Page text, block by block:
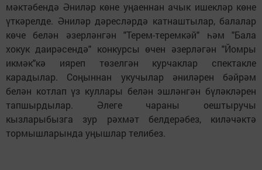
мәктәбендә Әниләр көне уңаеннан ачык ишекләр көне
үткәрелде. Әниләр дәресләрдә катнаштылар, балалар
көче белән әзерләнгән "Терем-теремкәй" һәм "Бала
хокук даирәсендә" конкурсы өчен әзерләгән "Йомры
икмәк"кә ияреп төзелгән курчаклар спектакле
карадылар. Соңыннан укучылар әниләрен бәйрәм
белән котлап үз куллары белән эшләнгән бүләкләрен
тапшырдылар. Әлеге чараны оештыручы
кызларыбызга зур рәхмәт белдерәбез, киләчәктә
тормышларында уңышлар телибез.